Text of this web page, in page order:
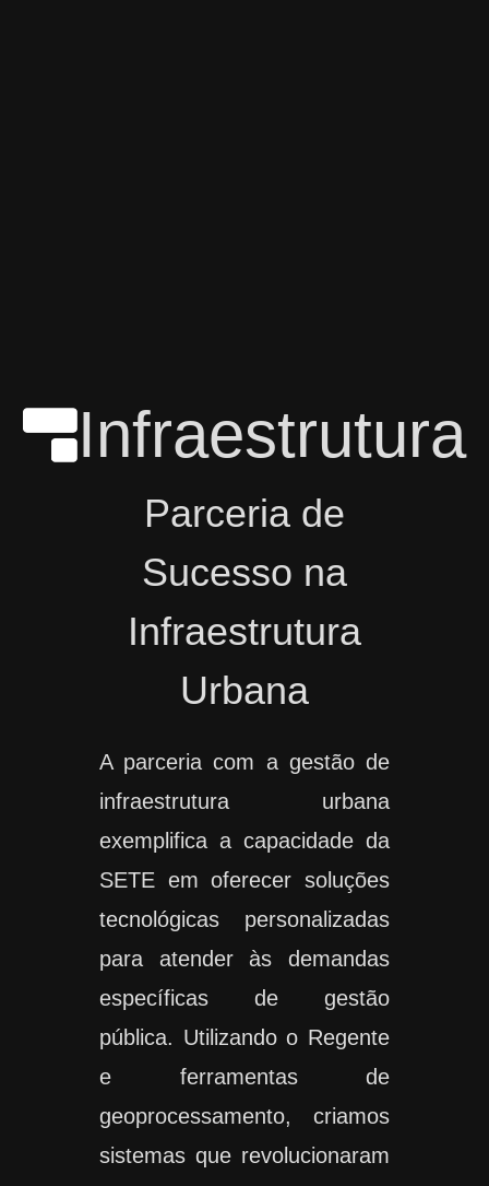
Infraestrutura
Parceria de
Sucesso na
Infraestrutura
Urbana
A parceria com a gestão de
infraestrutura urbana
exemplifica a capacidade da
SETE em oferecer soluções
tecnológicas personalizadas
para atender às demandas
específicas de gestão
pública. Utilizando o Regente
e ferramentas de
geoprocessamento, criamos
sistemas que revolucionaram